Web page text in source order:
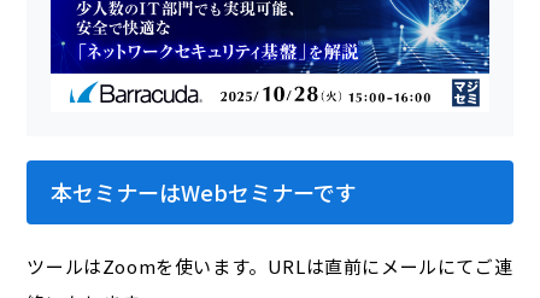
本セミナーはWebセミナーです
ツールはZoomを使います。URLは直前にメールにてご連